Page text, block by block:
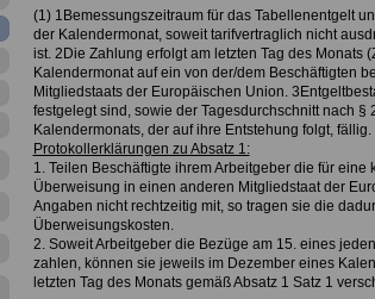
(1) 1Bemessungszeitraum für das Tabellenentgelt
der Kalendermonat, soweit tarifvertraglich nicht
ist. 2Die Zahlung erfolgt am letzten Tag des Monats
Kalendermonat auf ein von der/dem Beschäftigten
Mitgliedstaats der Europäischen Union.
festgelegt sind, sowie der Tagesdurchschnitt nach §
Kalendermonats, der auf ihre Entstehung folgt, fällig.
Protokollerklärungen zu Absatz 1:
1. Teilen Beschäftigte ihrem Arbeitgeber die für eine
Überweisung in einen anderen Mitgliedstaat der
Angaben nicht rechtzeitig mit, so tragen sie die
Überweisungskosten.
2. Soweit Arbeitgeber die Bezüge am 15. eines
zahlen, können sie jeweils im Dezember eines
letzten Tag des Monats gemäß Absatz 1 Satz 1